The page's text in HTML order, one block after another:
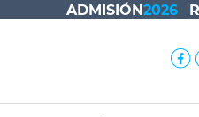
ADMISIÓN2026